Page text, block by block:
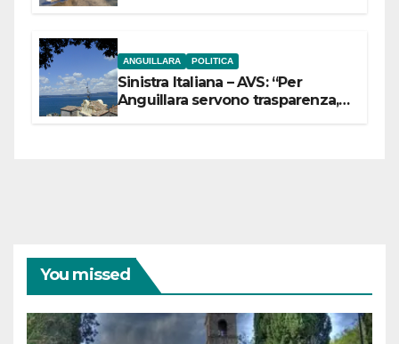
ANGUILLARA POLITICA
Sinistra Italiana – AVS: “Per
Anguillara servono trasparenza,
You missed